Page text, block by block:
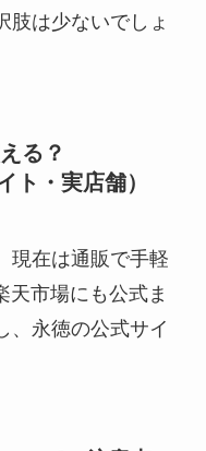
肢は少ないでしょ
る？
ト・実店舗）
現在は通販で手軽
天市場にも公式ま
、永徳の公式サイ